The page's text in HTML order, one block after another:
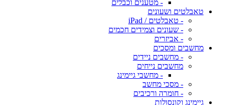
- מטענים וכבלים
טאבלטים ושעונים
- טאבלטים / iPad
- שעונים וצמידים חכמים
- אביזרים
מחשבים ומסכים
- מחשבים ניידים
מחשבים נייחים
- מחשבי גיימינג
- מסכי מחשב
- חומרה ורכיבים
גיימינג וקונסולות